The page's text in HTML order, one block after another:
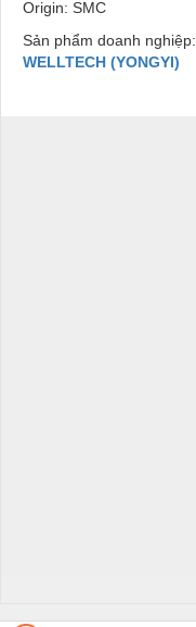
Origin: SMC
Sản phẩm doanh nghiệp:
WELLTECH (YONGYI)